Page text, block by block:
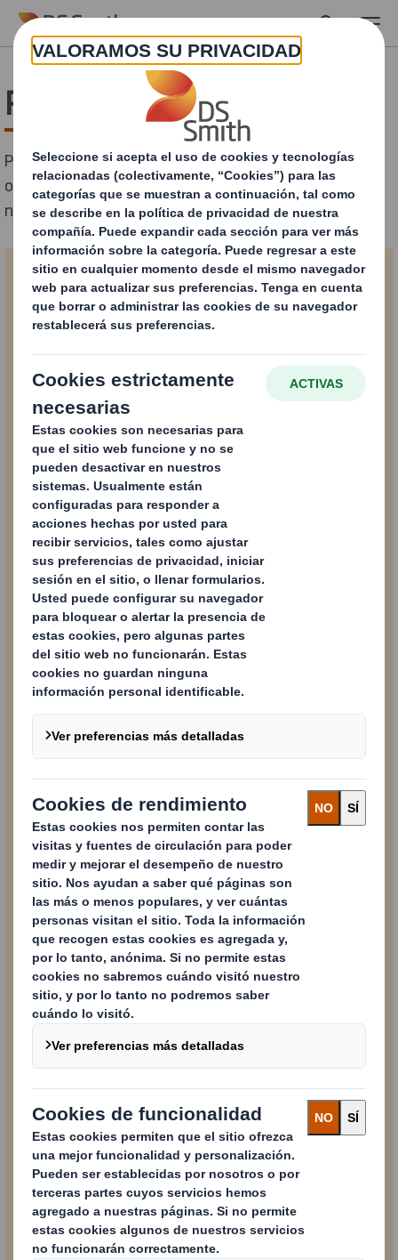
Skip to main content
Papel de contacto
Para obtener información sobre nuestros productos,
ofertas o especificaciones técnicas, comuníquese con
nosotros.
Formulario de contacto
* = campo obligatorio
Nombre completo
Correo electrónico
Número de teléfono
Compañía
Tu mensaje
Me gustaría recibir comunicaciones, noticias y
actualizaciones sobre los productos y servicios de
SI
NO
Para obtener más información sobre cómo DS Smith
gestiona, utiliza y protege su información, haga
Siempre puede retirar su consentimiento para nuestro
marketing por correo electrónico utilizando la opción de